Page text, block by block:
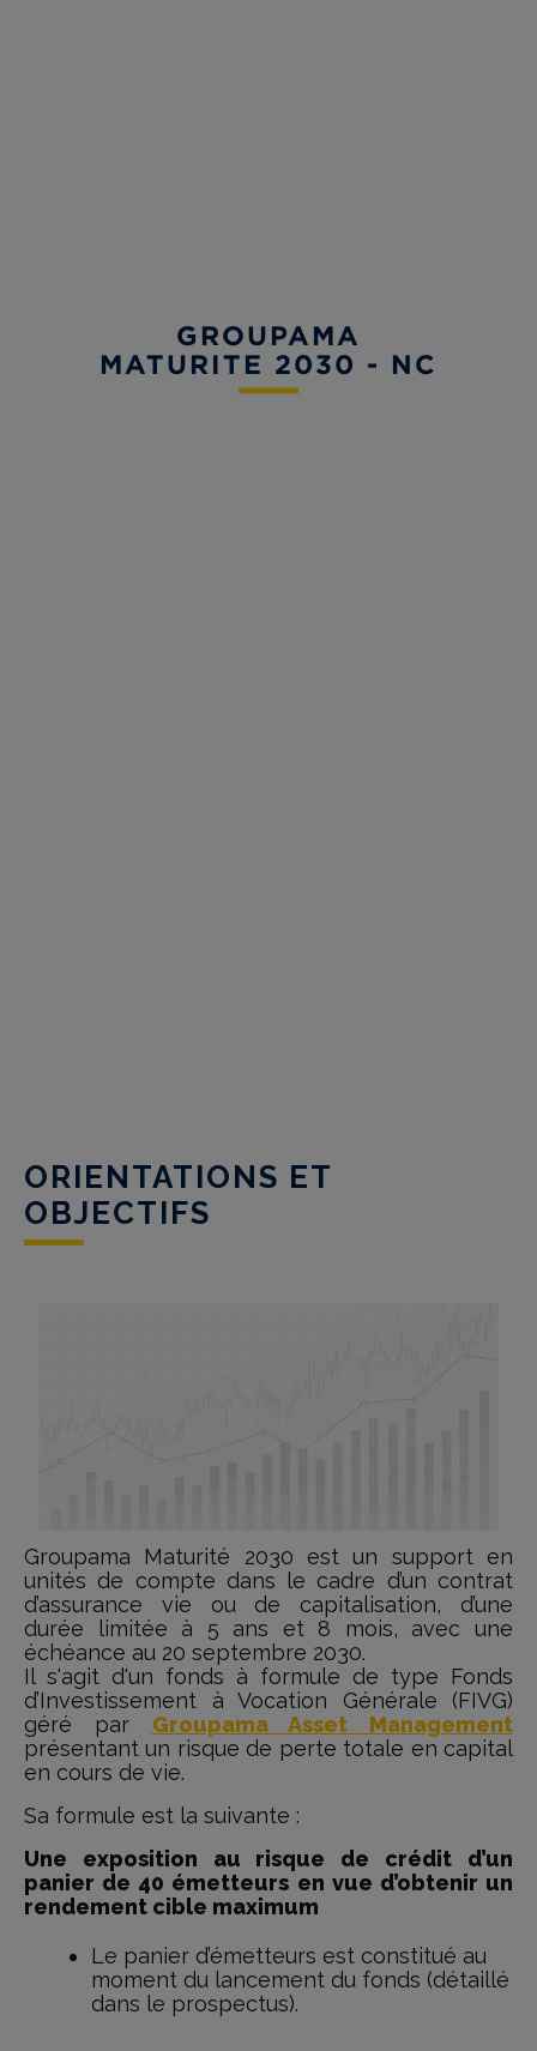
GROUPAMA
MATURITE 2030 - NC
ORIENTATIONS ET
OBJECTIFS
Groupama Maturité 2030 est un support en
unités de compte dans le cadre d’un contrat
d’assurance vie ou de capitalisation, d’une
durée limitée à 5 ans et 8 mois, avec une
échéance au 20 septembre 2030.
Il s'agit d'un fonds à formule de type Fonds
d’Investissement à Vocation Générale (FIVG)
géré par Groupama Asset Management
présentant un risque de perte totale en capital
en cours de vie.
Sa formule est la suivante :
Une exposition au risque de crédit d’un
panier de 40 émetteurs en vue d’obtenir un
rendement cible maximum
Le panier d’émetteurs est constitué au
moment du lancement du fonds (détaillé
dans le prospectus).